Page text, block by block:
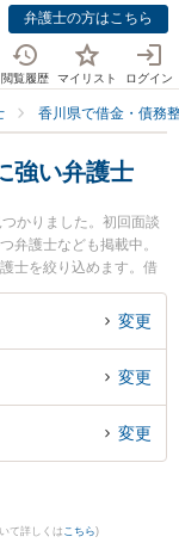
弁護士の方はこちら
閲覧履歴 マイリスト ログイン
香川県で借金・債務
強い弁護士
かりました。初回面談
弁護士なども掲載中。
士を絞り込めます。借
ット会社の債務整理、
でき便利です。特に弁
す。『香川県で土日や
ぐに弁護士に相談した
な近くの弁護士を検索
変更
変更
変更
て詳しくはこちら)